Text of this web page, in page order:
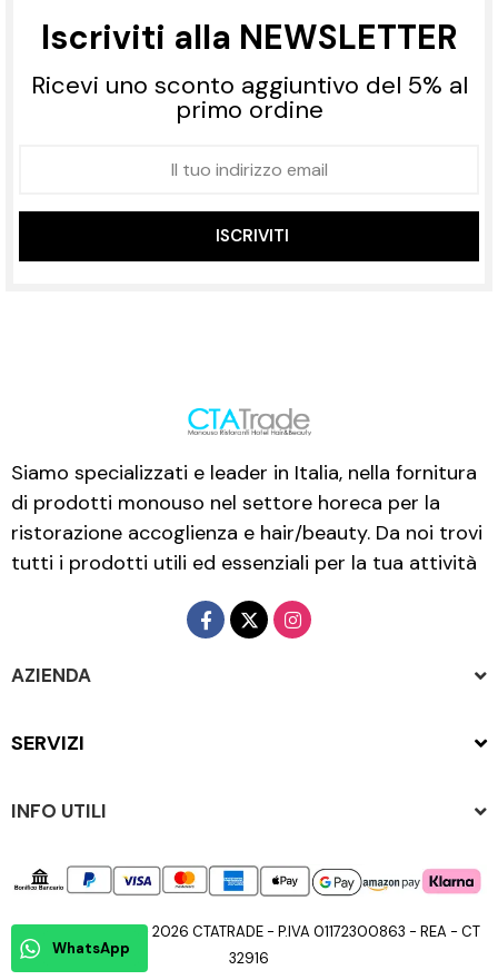
Iscriviti alla NEWSLETTER
Ricevi uno sconto aggiuntivo del 5% al
primo ordine
ISCRIVITI
Siamo specializzati e leader in Italia, nella fornitura
di prodotti monouso nel settore horeca per la
ristorazione accoglienza e hair/beauty. Da noi trovi
tutti i prodotti utili ed essenziali per la tua attività
AZIENDA
SERVIZI
INFO UTILI
Copyright © 2015 - 2026 CTATRADE - P.IVA 01172300863 - REA - CT
32916
WhatsApp